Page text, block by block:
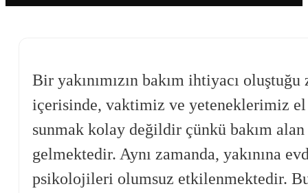
Bir yakınımızın bakım ihtiyacı
içerisinde, vaktimiz ve yeteneklerimiz
sunmak kolay değildir çünkü bakım
gelmektedir. Aynı zamanda, yakınına
psikolojileri olumsuz etkilenmektedir. Bu